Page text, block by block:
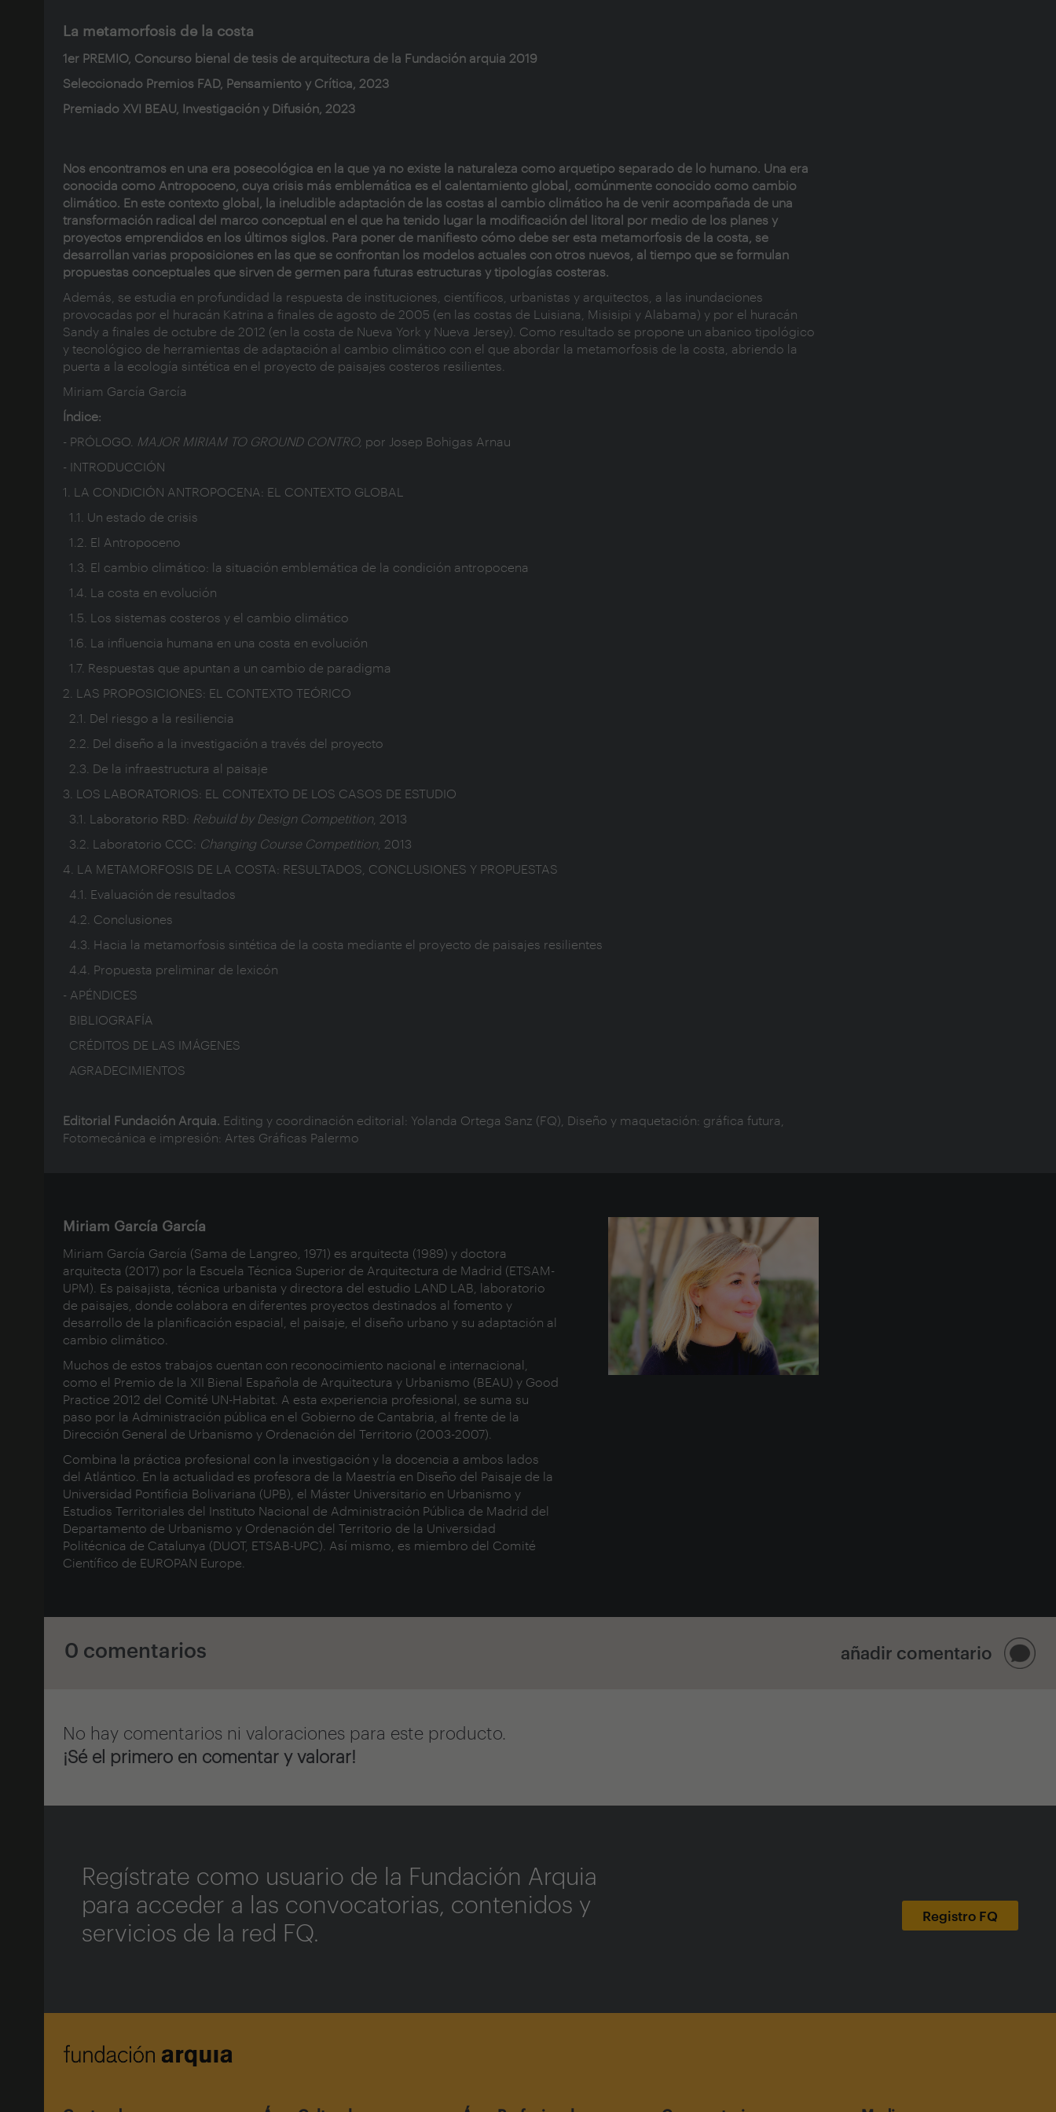
La metamorfosis de la costa
1er PREMIO, Concurso bienal de tesis de arquitectura de la Fundación arquia 2019
Seleccionado Premios FAD, Pensamiento y Crítica, 2023
Premiado XVI BEAU, Investigación y Difusión, 2023
Nos encontramos en una era posecológica en la que ya no existe la naturaleza como arquetipo separado de lo humano. Una era
conocida como Antropoceno, cuya crisis más emblemática es el calentamiento global, comúnmente conocido como cambio
climático. En este contexto global, la ineludible adaptación de las costas al cambio climático ha de venir acompañada de una
transformación radical del marco conceptual en el que ha tenido lugar la modificación del litoral por medio de los planes y
proyectos emprendidos en los últimos siglos. Para poner de manifiesto cómo debe ser esta metamorfosis de la costa, se
desarrollan varias proposiciones en las que se confrontan los modelos actuales con otros nuevos, al tiempo que se formulan
propuestas conceptuales que sirven de germen para futuras estructuras y tipologías costeras.
Además, se estudia en profundidad la respuesta de instituciones, científicos, urbanistas y arquitectos, a las inundaciones
provocadas por el huracán Katrina a finales de agosto de 2005 (en las costas de Luisiana, Misisipi y Alabama) y por el huracán
Sandy a finales de octubre de 2012 (en la costa de Nueva York y Nueva Jersey). Como resultado se propone un abanico tipológico
y tecnológico de herramientas de adaptación al cambio climático con el que abordar la metamorfosis de la costa, abriendo la
puerta a la ecología sintética en el proyecto de paisajes costeros resilientes.
Miriam García García
Índice:
- PRÓLOGO. MAJOR MIRIAM TO GROUND CONTRO, por Josep Bohigas Arnau
- INTRODUCCIÓN
1. LA CONDICIÓN ANTROPOCENA: EL CONTEXTO GLOBAL
1.1. Un estado de crisis
1.2. El Antropoceno
1.3. El cambio climático: la situación emblemática de la condición antropocena
1.4. La costa en evolución
1.5. Los sistemas costeros y el cambio climático
1.6. La influencia humana en una costa en evolución
1.7. Respuestas que apuntan a un cambio de paradigma
2. LAS PROPOSICIONES: EL CONTEXTO TEÓRICO
2.1. Del riesgo a la resiliencia
2.2. Del diseño a la investigación a través del proyecto
2.3. De la infraestructura al paisaje
3. LOS LABORATORIOS: EL CONTEXTO DE LOS CASOS DE ESTUDIO
3.1. Laboratorio RBD: Rebuild by Design Competition, 2013
3.2. Laboratorio CCC: Changing Course Competition, 2013
4. LA METAMORFOSIS DE LA COSTA: RESULTADOS, CONCLUSIONES Y PROPUESTAS
4.1. Evaluación de resultados
4.2. Conclusiones
4.3. Hacia la metamorfosis sintética de la costa mediante el proyecto de paisajes resilientes
4.4. Propuesta preliminar de lexicón
- APÉNDICES
BIBLIOGRAFÍA
CRÉDITOS DE LAS IMÁGENES
AGRADECIMIENTOS
Editorial Fundación Arquia. Editing y coordinación editorial: Yolanda Ortega Sanz (FQ), Diseño y maquetación: gráfica futura,
Fotomecánica e impresión: Artes Gráficas Palermo
Miriam García García
Miriam García García (Sama de Langreo, 1971) es arquitecta (1989) y doctora
arquitecta (2017) por la Escuela Técnica Superior de Arquitectura de Madrid (ETSAM-
UPM). Es paisajista, técnica urbanista y directora del estudio LAND LAB, laboratorio
de paisajes, donde colabora en diferentes proyectos destinados al fomento y
desarrollo de la planificación espacial, el paisaje, el diseño urbano y su adaptación al
cambio climático.
Muchos de estos trabajos cuentan con reconocimiento nacional e internacional,
como el Premio de la XII Bienal Española de Arquitectura y Urbanismo (BEAU) y Good
Practice 2012 del Comité UN-Habitat. A esta experiencia profesional, se suma su
paso por la Administración pública en el Gobierno de Cantabria, al frente de la
Dirección General de Urbanismo y Ordenación del Territorio (2003-2007).
Combina la práctica profesional con la investigación y la docencia a ambos lados
del Atlántico. En la actualidad es profesora de la Maestría en Diseño del Paisaje de la
Universidad Pontificia Bolivariana (UPB), el Máster Universitario en Urbanismo y
Estudios Territoriales del Instituto Nacional de Administración Pública de Madrid del
Departamento de Urbanismo y Ordenación del Territorio de la Universidad
Politécnica de Catalunya (DUOT, ETSAB-UPC). Así mismo, es miembro del Comité
Científico de EUROPAN Europe.
0 comentarios añadir comentario
No hay comentarios ni valoraciones para este producto.
¡Sé el primero en comentar y valorar!
Regístrate como usuario de la Fundación Arquia
para acceder a las convocatorias, contenidos y
servicios de la red FQ.